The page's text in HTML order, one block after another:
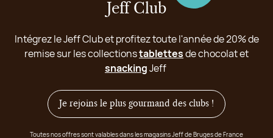
Jeff Club
Intégrez le Jeff Club et profitez toute l'année de 20% de
remise sur les collectionstablettesde chocolat et
snackingJeff
Je rejoins le plus gourmand des clubs !
Toutes nos offres sont valables dans les magasins Jeff de Bruges de France